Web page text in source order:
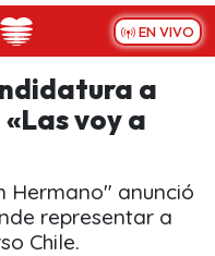
EN VIVO
a
voy a
Hermano" anunció
representar a
Chile.